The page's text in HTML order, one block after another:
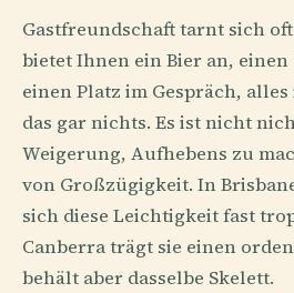
Gastfreundschaft tarnt sich
bietet Ihnen ein Bier an,
einen Platz im Gespräch,
das gar nichts. Es ist nicht
Weigerung, Aufhebens zu
von Großzügigkeit. In
sich diese Leichtigkeit fast
Canberra trägt sie einen
behält aber dasselbe Skelett.